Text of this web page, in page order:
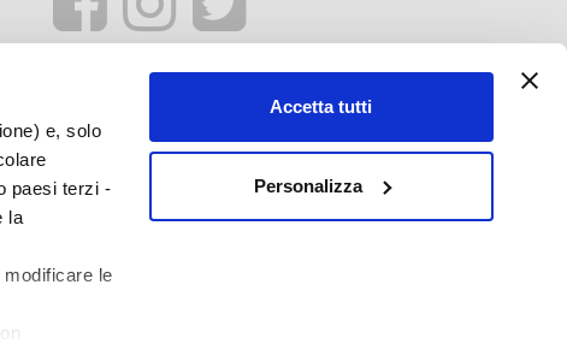
e, solo
paesi terzi -
la
le
Accetta tutti
Personalizza